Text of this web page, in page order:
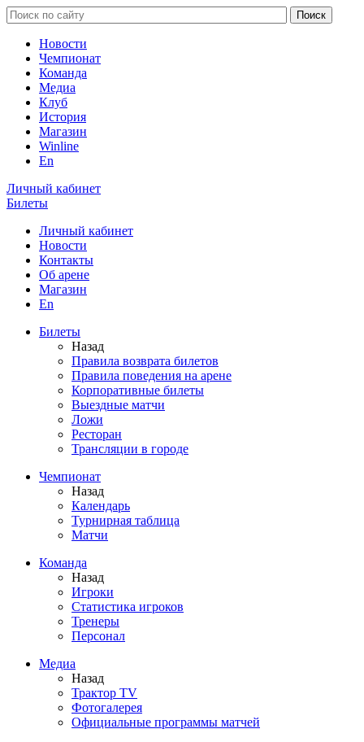
Новости
Чемпионат
Команда
Медиа
Клуб
История
Магазин
Winline
En
Личный кабинет
Билеты
Личный кабинет
Новости
Контакты
Об арене
Магазин
En
Билеты
Назад
Правила возврата билетов
Правила поведения на арене
Корпоративные билеты
Выездные матчи
Ложи
Ресторан
Трансляции в городе
Чемпионат
Назад
Календарь
Турнирная таблица
Матчи
Команда
Назад
Игроки
Статистика игроков
Тренеры
Персонал
Медиа
Назад
Трактор TV
Фотогалерея
Официальные программы матчей